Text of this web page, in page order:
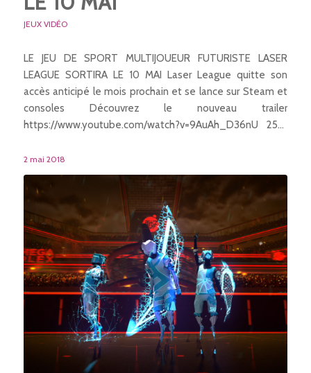
JEUX VIDÉO
LE JEU DE SPORT MULTIJOUEUR FUTURISTE LASER
LEAGUE SORTIRA LE 10 MAI Laser League quitte son
accès anticipé le mois prochain et se lance sur Steam et
consoles Découvrez le nouveau trailer
https://www.youtube.com/watch?v=9AuAh_D36nU 25…
2 mai 2018